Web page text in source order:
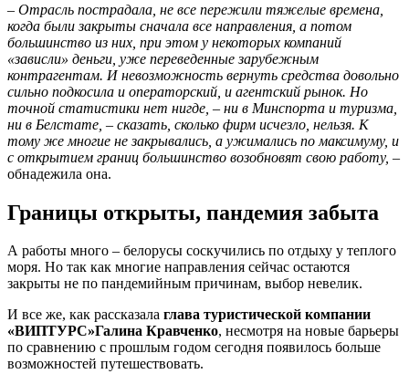
– Отрасль пострадала, не все пережили тяжелые времена,
когда были закрыты сначала все направления, а потом
большинство из них, при этом у некоторых компаний
«зависли» деньги, уже переведенные зарубежным
контрагентам. И невозможность вернуть средства довольно
сильно подкосила и операторский, и агентский рынок. Но
точной статистики нет нигде, – ни в Минспорта и туризма,
ни в Белстате, – сказать, сколько фирм исчезло, нельзя. К
тому же многие не закрывались, а ужимались по максимуму, и
с открытием границ большинство возобновят свою работу, –
обнадежила она.
Границы открыты, пандемия забыта
А работы много – белорусы соскучились по отдыху у теплого
моря. Но так как многие направления сейчас остаются
закрыты не по пандемийным причинам, выбор невелик.
И все же, как рассказала глава туристической компании
«ВИП­ТУРС»Галина Кравченко, несмотря на новые барьеры
по сравнению с прошлым годом сегодня появилось больше
возможностей путешествовать.